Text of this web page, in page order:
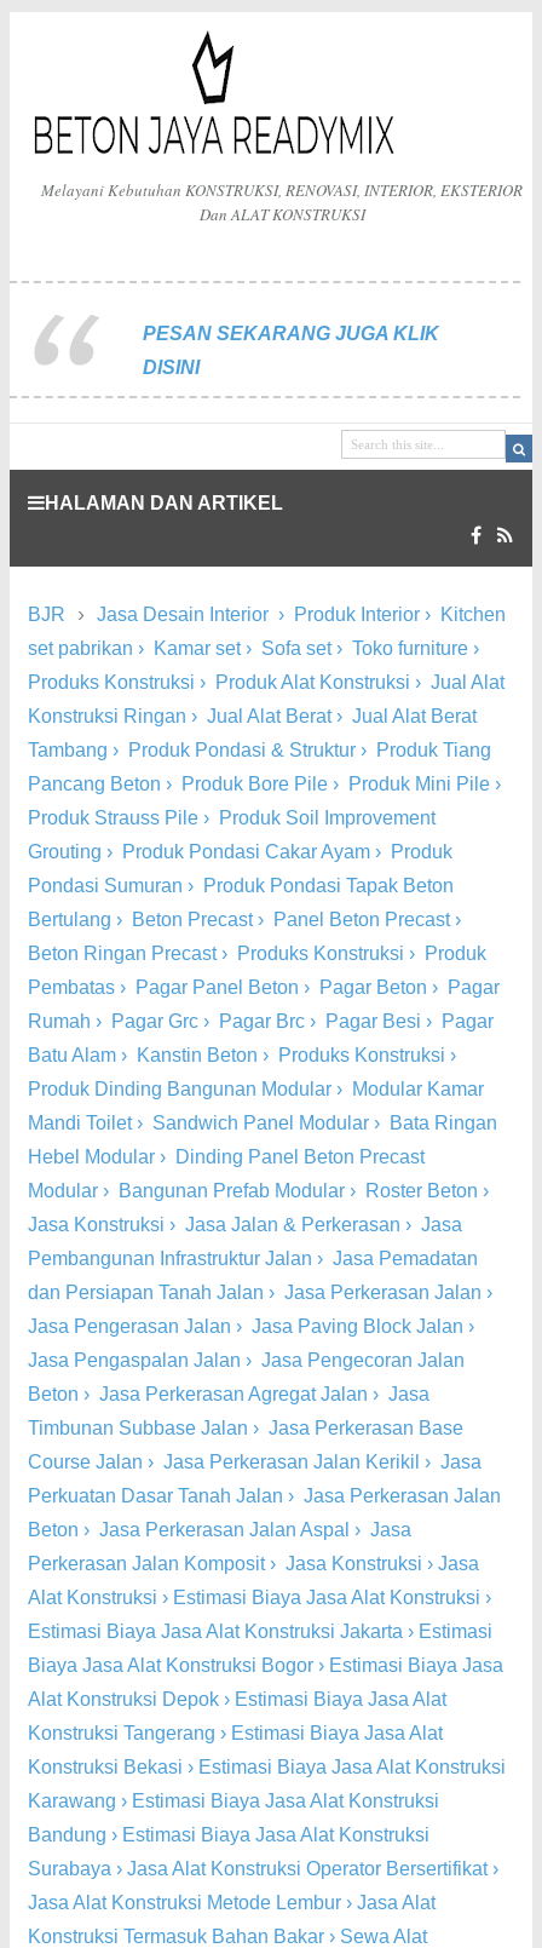
Melayani Kebutuhan KONSTRUKSI, RENOVASI, INTERIOR, EKSTERIOR
Dan ALAT KONSTRUKSI
PESAN SEKARANG JUGA KLIK
DISINI
HALAMAN DAN ARTIKEL
BJR › Jasa Desain Interior › Produk Interior › Kitchen
set pabrikan › Kamar set› Sofa set› Toko furniture ›
Produks Konstruksi › Produk Alat Konstruksi › Jual Alat
Konstruksi Ringan › Jual Alat Berat› Jual Alat Berat
Tambang › Produk Pondasi & Struktur › Produk Tiang
Pancang Beton › Produk Bore Pile › Produk Mini Pile ›
Produk Strauss Pile › Produk Soil Improvement
Grouting › Produk Pondasi Cakar Ayam › Produk
Pondasi Sumuran › Produk Pondasi Tapak Beton
Bertulang › Beton Precast› Panel Beton Precast›
Beton Ringan Precast› Produks Konstruksi › Produk
Pembatas › Pagar Panel Beton › Pagar Beton › Pagar
Rumah › Pagar Grc › Pagar Brc › Pagar Besi › Pagar
Batu Alam › Kanstin Beton › Produks Konstruksi ›
Produk Dinding Bangunan Modular › Modular Kamar
Mandi Toilet› Sandwich Panel Modular › Bata Ringan
Hebel Modular › Dinding Panel Beton Precast
Modular › Bangunan Prefab Modular › Roster Beton ›
Jasa Konstruksi › Jasa Jalan & Perkerasan › Jasa
Pembangunan Infrastruktur Jalan › Jasa Pemadatan
dan Persiapan Tanah Jalan › Jasa Perkerasan Jalan ›
Jasa Pengerasan Jalan › Jasa Paving Block Jalan ›
Jasa Pengaspalan Jalan › Jasa Pengecoran Jalan
Beton › Jasa Perkerasan Agregat Jalan › Jasa
Timbunan Subbase Jalan › Jasa Perkerasan Base
Course Jalan › Jasa Perkerasan Jalan Kerikil › Jasa
Perkuatan Dasar Tanah Jalan › Jasa Perkerasan Jalan
Beton › Jasa Perkerasan Jalan Aspal › Jasa
Perkerasan Jalan Komposit› Jasa Konstruksi › Jasa
Alat Konstruksi › Estimasi Biaya Jasa Alat Konstruksi ›
Estimasi Biaya Jasa Alat Konstruksi Jakarta › Estimasi
Biaya Jasa Alat Konstruksi Bogor › Estimasi Biaya Jasa
Alat Konstruksi Depok › Estimasi Biaya Jasa Alat
Konstruksi Tangerang › Estimasi Biaya Jasa Alat
Konstruksi Bekasi › Estimasi Biaya Jasa Alat Konstruksi
Karawang › Estimasi Biaya Jasa Alat Konstruksi
Bandung › Estimasi Biaya Jasa Alat Konstruksi
Surabaya › Jasa Alat Konstruksi Operator Bersertifikat›
Jasa Alat Konstruksi Metode Lembur › Jasa Alat
Konstruksi Termasuk Bahan Bakar › Sewa Alat